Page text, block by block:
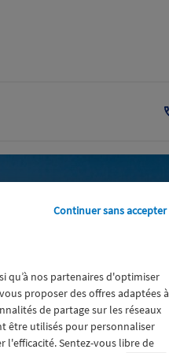
qu’à nos partenaires d'optimiser
proposer des offres adaptées à
de partage sur les réseaux
être utilisés pour personnaliser
l'efficacité. Sentez-vous libre de
Continuer sans accepter